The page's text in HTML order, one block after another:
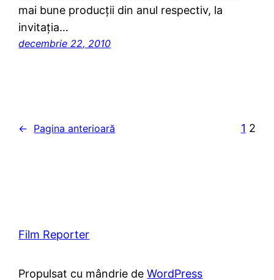
mai bune producţii din anul respectiv, la
invitaţia…
decembrie 22, 2010
← Pagina anterioară 1 2
Film Reporter
Propulsat cu mândrie deWordPress